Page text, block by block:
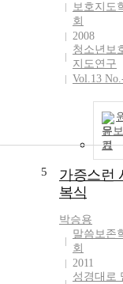
보호지도
회
2008
청소년보
지도연구
Vol.13
문보
기
5
가증스런
복식
박승용
말씀보존
회
2011
성경대로